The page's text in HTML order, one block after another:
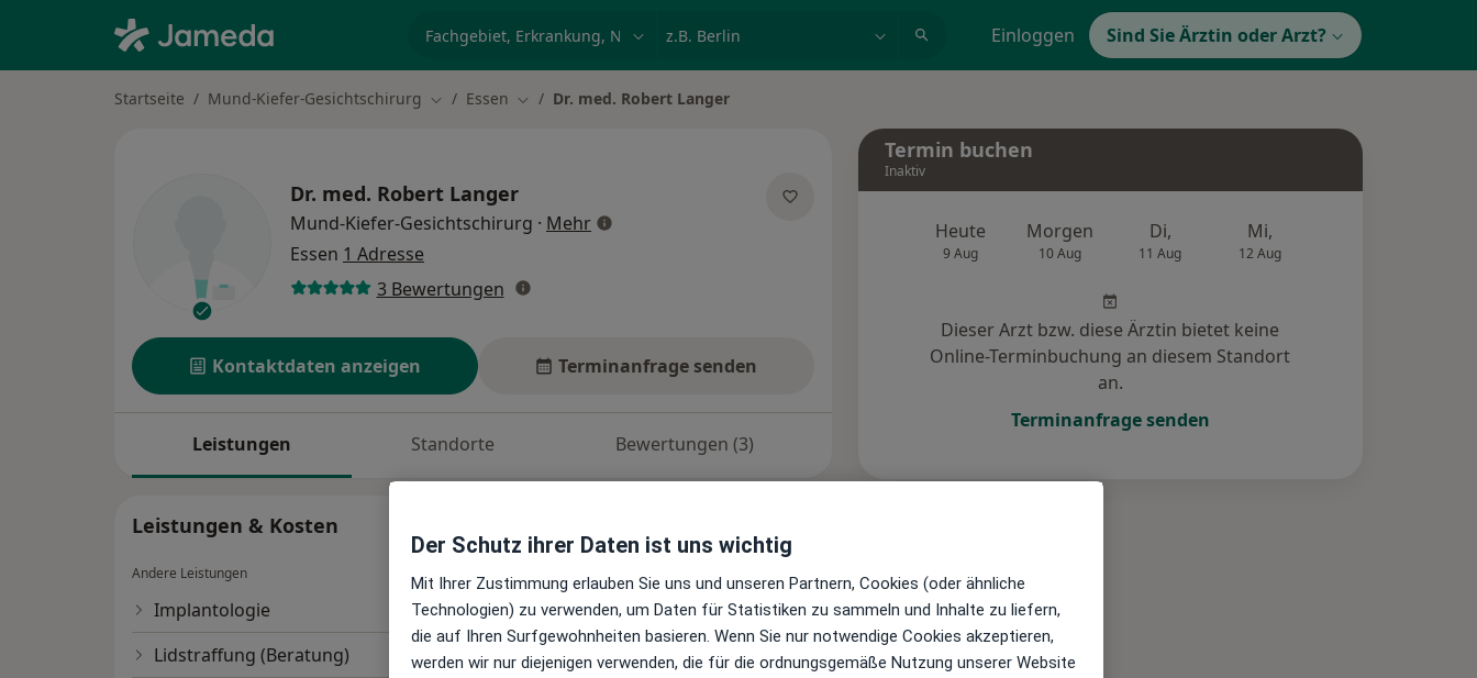
Einloggen Sind Sie Ärztin oder Arzt?
Startseite Mund-Kiefer-Gesichtschirurg Stadt ändern
Essen Stadt ändern
Dr. med. Robert Langer
Dr. med. Robert Langer
Mund-Kiefer-Gesichtschirurg · Mehrüber Spezialisierungen
Essen 1 Adresse
3 Bewertungen
Kontaktdaten anzeigen Terminanfrage senden
Leistungen Standorte Bewertungen (3)
Leistungen & Kosten
Andere Leistungen
Implantologie
Lidstraffung (Beratung)
Termin buchen
Inaktiv
Heute
9 Aug
Morgen
10 Aug
Di,
11 Aug
Mi,
12 Aug
Dieser Arzt bzw. diese Ärztin bietet keine
Online-Terminbuchung an diesem Standort
an.
Terminanfrage senden
Der Schutz ihrer Daten ist uns wichtig
Mit Ihrer Zustimmung erlauben Sie uns und unseren Partnern, Cookies (oder ähnliche
Technologien) zu verwenden, um Daten für Statistiken zu sammeln und Inhalte zu liefern,
die auf Ihren Surfgewohnheiten basieren. Wenn Sie nur notwendige Cookies akzeptieren,
werden wir nur diejenigen verwenden, die für die ordnungsgemäße Nutzung unserer Website